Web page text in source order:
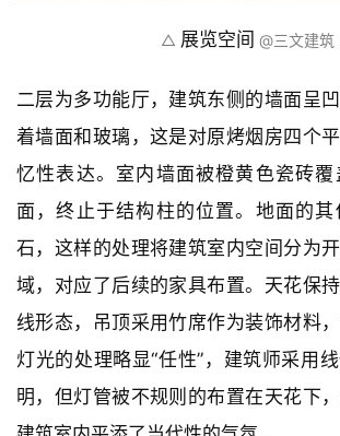
△ 展览空间 @三文建筑
二层为多功能厅，建筑东侧的墙面呈凹